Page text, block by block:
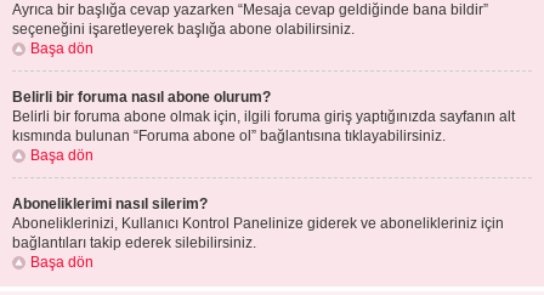
Ayrıca bir başlığa cevap yazarken “Mesaja cevap geldiğinde bana bildir”
seçeneğini işaretleyerek başlığa abone olabilirsiniz.
Başa dön
Belirli bir foruma nasıl abone olurum?
Belirli bir foruma abone olmak için, ilgili foruma giriş yaptığınızda sayfanın alt
kısmında bulunan “Foruma abone ol” bağlantısına tıklayabilirsiniz.
Başa dön
Aboneliklerimi nasıl silerim?
Aboneliklerinizi, Kullanıcı Kontrol Panelinize giderek ve abonelikleriniz için
bağlantıları takip ederek silebilirsiniz.
Başa dön